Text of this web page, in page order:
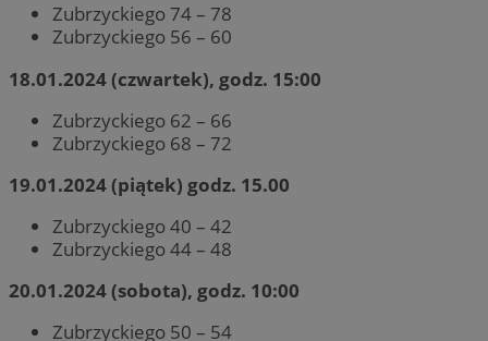
Zubrzyckiego 74 – 78
Zubrzyckiego 56 – 60
18.01.2024 (czwartek), godz. 15:00
Zubrzyckiego 62 – 66
Zubrzyckiego 68 – 72
19.01.2024 (piątek) godz. 15.00
Zubrzyckiego 40 – 42
Zubrzyckiego 44 – 48
20.01.2024 (sobota), godz. 10:00
Zubrzyckiego 50 – 54